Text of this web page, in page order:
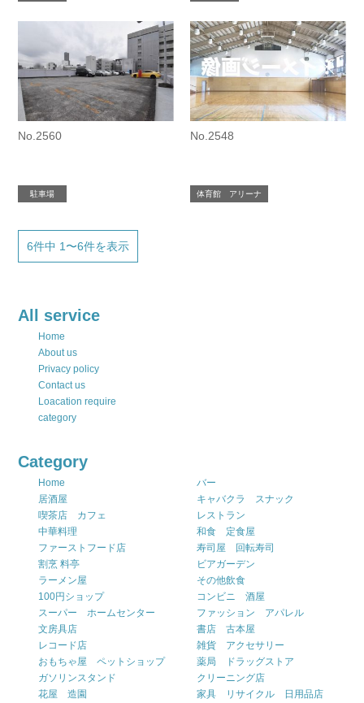
No.2560
駐車場
No.2548
体育館 アリーナ
6件中 1〜6件を表示
All service
Home
About us
Privacy policy
Contact us
Loacation require
category
Category
Home
バー
居酒屋
キャバクラ スナック
喫茶店 カフェ
レストラン
中華料理
和食 定食屋
ファーストフード店
寿司屋 回転寿司
割烹 料亭
ビアガーデン
ラーメン屋
その他飲食
100円ショップ
コンビニ 酒屋
スーパー ホームセンター
ファッション アパレル
文房具店
書店 古本屋
レコード店
雑貨 アクセサリー
おもちゃ屋 ペットショップ
薬局 ドラッグストア
ガソリンスタンド
クリーニング店
花屋 造園
家具 リサイクル 日用品店